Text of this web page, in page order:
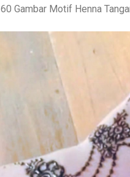
60 Gambar Motif Henna